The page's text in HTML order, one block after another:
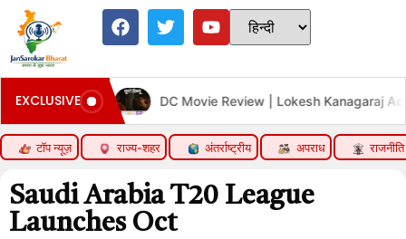
EXCLUSIVEDC Movie Review | Lokesh Kanagaraj Acting
टॉप न्यूज़ राज्य-शहर अंतर्राष्ट्रीय अपराध राजनीति
Saudi Arabia T20 League
Launches Oct